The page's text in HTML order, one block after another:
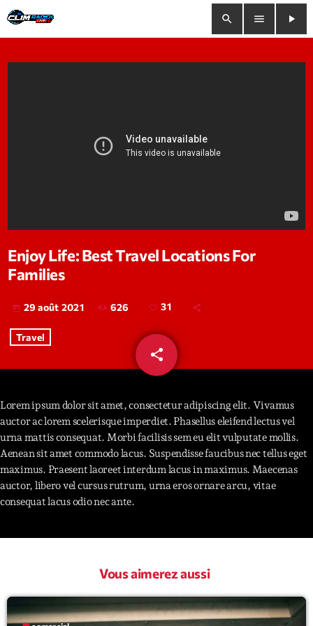
search menu
play_arrow
close
Releases
Trends
Interviews
keyboard_arrow_down
Featured
Music Industry
Events
Artists
Concerts
Blog keyboard_arrow_down
Blog Masonry
Blog No Sidebar
Blog Sidebar
Podcasts
Charts
Enjoy Life: Best Travel Locations For
Families
today 29 août 2021 626 31
Travel
share
email
Lorem ipsum dolor sit amet, consectetur adipiscing elit. Vivamus
auctor ac lorem scelerisque imperdiet. Phasellus eleifend lectus vel
urna mattis consequat. Morbi facilisis sem eu elit vulputate mollis.
Aenean sit amet commodo lacus. Suspendisse faucibus nec tellus eget
maximus. Praesent laoreet interdum lacus in maximus. Maecenas
auctor, libero vel cursus rutrum, urna eros ornare arcu, vitae
consequat lacus odio nec ante.
Vous aimerez aussi